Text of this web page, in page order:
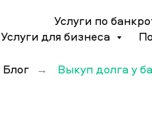
Услуги по
Услуги для бизнеса
Блог → Выкуп долга у